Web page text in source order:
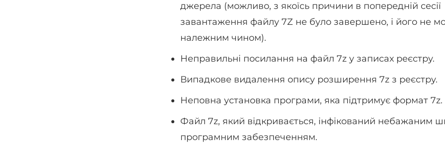
джерела (можливо, з якоїсь причини в попередній сесії
завантаження файлу 7Z не було завершено, і його не
належним чином).
Неправильні посилання на файл 7z у записах реєстру.
Випадкове видалення опису розширення 7z з реєстру.
Неповна установка програми, яка підтримує формат 7z.
Файл 7z, який відкривається, інфікований небажаним
програмним забезпеченням.